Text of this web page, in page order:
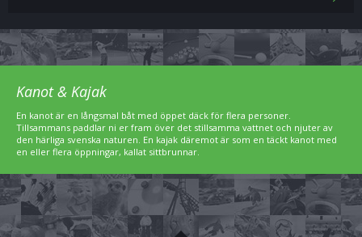
Kanot & Kajak
En kanot är en långsmal båt med öppet däck för flera personer.
Tillsammans paddlar ni er fram över det stillsamma vattnet och njuter av
den härliga svenska naturen. En kajak däremot är som en täckt kanot med
en eller flera öppningar, kallat sittbrunnar.